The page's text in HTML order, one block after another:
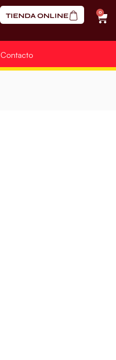
TIENDA ONLINE 0
Contacto